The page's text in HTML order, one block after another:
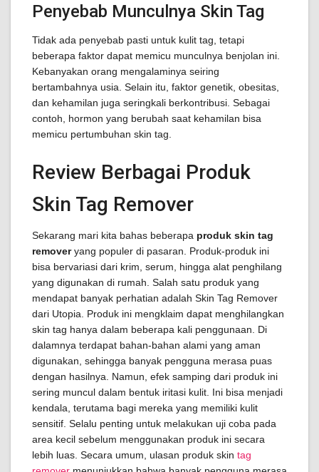
Penyebab Munculnya Skin Tag
Tidak ada penyebab pasti untuk kulit tag, tetapi
beberapa faktor dapat memicu munculnya benjolan ini.
Kebanyakan orang mengalaminya seiring
bertambahnya usia. Selain itu, faktor genetik, obesitas,
dan kehamilan juga seringkali berkontribusi. Sebagai
contoh, hormon yang berubah saat kehamilan bisa
memicu pertumbuhan skin tag.
Review Berbagai Produk
Skin Tag Remover
Sekarang mari kita bahas beberapa produk skin tag
removeryang populer di pasaran. Produk-produk ini
bisa bervariasi dari krim, serum, hingga alat penghilang
yang digunakan di rumah. Salah satu produk yang
mendapat banyak perhatian adalah Skin Tag Remover
dari Utopia. Produk ini mengklaim dapat menghilangkan
skin tag hanya dalam beberapa kali penggunaan. Di
dalamnya terdapat bahan-bahan alami yang aman
digunakan, sehingga banyak pengguna merasa puas
dengan hasilnya. Namun, efek samping dari produk ini
sering muncul dalam bentuk iritasi kulit. Ini bisa menjadi
kendala, terutama bagi mereka yang memiliki kulit
sensitif. Selalu penting untuk melakukan uji coba pada
area kecil sebelum menggunakan produk ini secara
lebih luas. Secara umum, ulasan produk skin tag